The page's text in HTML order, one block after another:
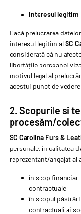
Interesul legitim
Dacă prelucrarea
interesul legitim alSC
considerată că nu
libertățile persoanei
motivul legal al
acestui punct de
2. Scopurile si
procesăm/
SC Carolina Furs &
personale, în calitatea
reprezentant/angajat al
în scop
contractuale;
în scopul
contractuali ai